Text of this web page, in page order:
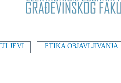
ETIKA OBJAVLJIVANJA